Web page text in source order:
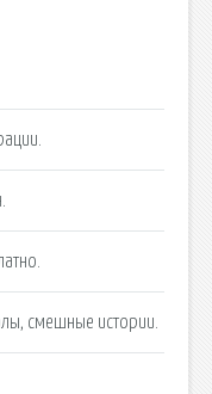
смешные истории.